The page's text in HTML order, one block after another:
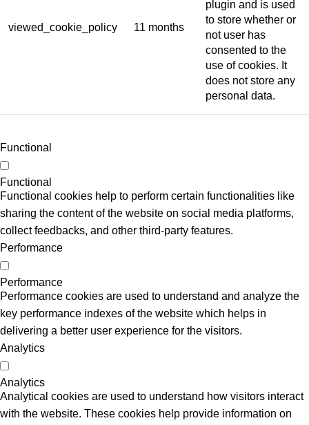
viewed_cookie_policy 11 months
plugin and is used
to store whether or
not user has
consented to the
use of cookies. It
does not store any
personal data.
Functional
Functional
Functional cookies help to perform certain functionalities like
sharing the content of the website on social media platforms,
collect feedbacks, and other third-party features.
Performance
Performance
Performance cookies are used to understand and analyze the
key performance indexes of the website which helps in
delivering a better user experience for the visitors.
Analytics
Analytics
Analytical cookies are used to understand how visitors interact
with the website. These cookies help provide information on